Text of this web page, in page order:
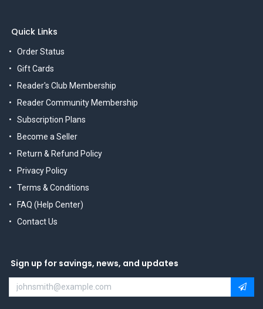
Quick Links
Order Status
Gift Cards
Reader's Club Membership
Reader Community Membership
Subscription Plans
Become a Seller
Return & Refund Policy
Privacy Policy
Terms & Conditions
FAQ (Help Center)
Contact Us
Sign up for savings, news, and updates